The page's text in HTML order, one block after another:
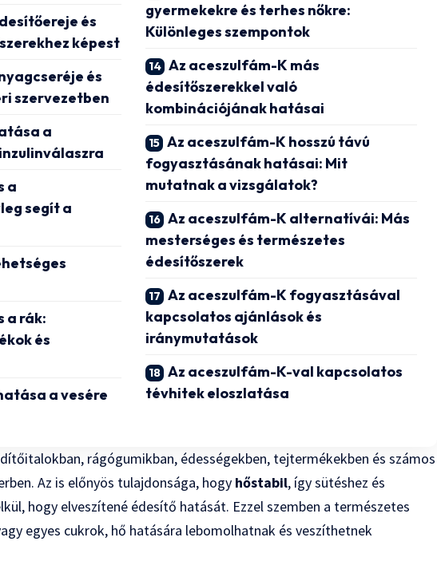
és
képest
és
szervezetben
a
a
segít a
a rák:
és
a vesére
gyermekekre és terhes nőkre:
Különleges szempontok
Az aceszulfám-K más
édesítőszerekkel való
kombinációjának hatásai
Az aceszulfám-K hosszú távú
fogyasztásának hatásai: Mit
mutatnak a vizsgálatok?
Az aceszulfám-K alternatívái: Más
mesterséges és természetes
édesítőszerek
Az aceszulfám-K fogyasztásával
kapcsolatos ajánlások és
iránymutatások
Az aceszulfám-K-val kapcsolatos
tévhitek eloszlatása
rágógumikban, édességekben, tejtermékekben és számos
Az is előnyös tulajdonsága, hogy hőstabil, így sütéshez és
hogy elveszítené édesítő hatását. Ezzel szemben a természetes
egyes cukrok, hő hatására lebomolhatnak és veszíthetnek